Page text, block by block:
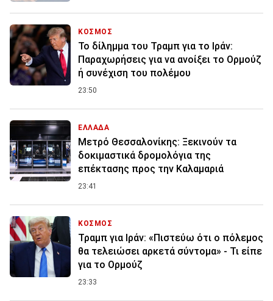
ΚΟΣΜΟΣ
Το δίλημμα του Τραμπ για το Ιράν:
Παραχωρήσεις για να ανοίξει το Ορμούζ
ή συνέχιση του πολέμου
23:50
ΕΛΛΑΔΑ
Μετρό Θεσσαλονίκης: Ξεκινούν τα
δοκιμαστικά δρομολόγια της
επέκτασης προς την Καλαμαριά
23:41
ΚΟΣΜΟΣ
Τραμπ για Ιράν: «Πιστεύω ότι ο πόλεμος
θα τελειώσει αρκετά σύντομα» - Τι είπε
για το Ορμούζ
23:33